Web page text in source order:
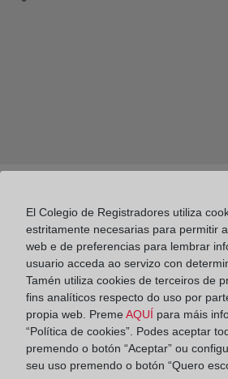
Colegio de
Diego de León, 21. 28006 Madrid
Teléfono:91 270 16 99
Fax:91 564 11 59
El Colegio de Registradores utiliza
estritamente necesarias para permitir
web e de preferencias para lembrar
usuario acceda ao servizo con
Tamén utiliza cookies de terceiros de
fins analíticos respecto do uso por
propia web. Preme AQUÍ para máis
“Política de cookies”. Podes aceptar
premendo o botón “Aceptar” ou
seu uso premendo o botón “Quero